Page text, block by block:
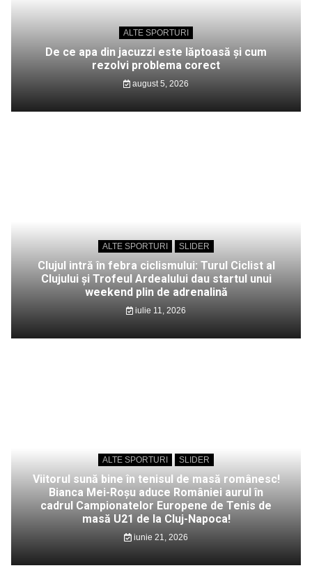
ALTE SPORTURI
De ce apa din jacuzzi este lăptoasă și cum
rezolvi problema corect
august 5, 2026
ALTE SPORTURI SLIDER
Clujul intră în febra ciclismului: Turul Ciclist al
Clujului și Trofeul Ardealului dau startul unui
weekend plin de adrenalină
iulie 11, 2026
ALTE SPORTURI SLIDER
Viitorul sună bine în tenisul de masă românesc!
Bianca Mei-Roșu aduce României aurul în
cadrul Campionatelor Europene de Tenis de
masă U21 de la Cluj-Napoca!
iunie 21, 2026